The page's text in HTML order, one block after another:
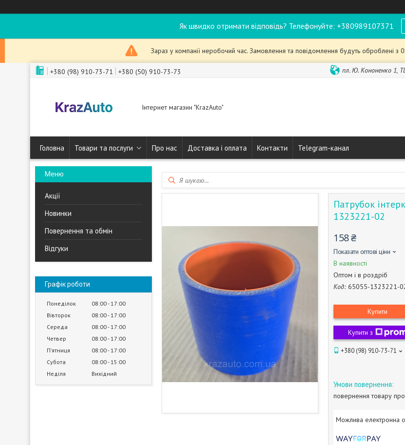
Як швидко отримати відповідь? Телефонуйте: +380989107371
Зараз у компанії неробочий час. Замовлення та повідомлення будуть оброблені з
+380 (98) 910-73-71 +380 (50) 910-73-73 пл. Ю. Кононенко 1,
Інтернет магазин "KrazAuto"
Головна Товари та послуги Про нас Доставка і оплата Контакти Telegram-канал
Акції
Новинки
Повернення та обмін
Відгуки
Графік роботи
Понеділок 08:00 17:00
Вівторок
08:00 17:00
Середа
08:00 17:00
Четвер
08:00 17:00
Пʼятниця
08:00 17:00
Субота
08:00 15:00
Неділя
Вихідний
Патрубок
1323221-02
158 ₴
Показати оптові ціни
В наявності
Оптом і в роздріб
Код: 65055-1323221-
Купити
Купити з
+380 (98) 910-73-71
повернення товару